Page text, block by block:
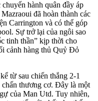
hành quân đầy áp
đã hoàn thành các
Carrington và có thể góp
Sự trở lại của ngôi sao
tinh thần” kịp thời cho
cảnh hàng thủ Quỷ Đỏ
từ sau chiến thắng 2-1
thương cơ. Đây là một
của Man Utd. Tuy nhiên,